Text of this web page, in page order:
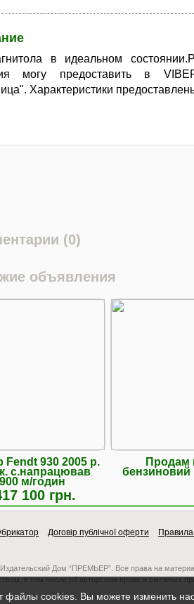
в идеальном
могу предоставить в
Характеристики
(0)
объявления
Fendt 930 2005 р.
с.напрацював
м/годин
100 грн.
Продам
бензиновий
Договір публічної оферти
Дом “ПРЕМЬЕР”. Все права на
в том числе об авторском праве и смежных
файлы cookies. Вы можете изменить